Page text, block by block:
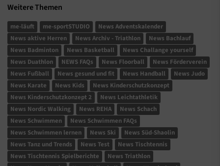
Weitere Themen
me-läuft me-sportSTUDIO
News Adventskalender
News aktive Herren
News Archiv - Triathlon
News Bachlauf
News Badminton
News Basketball
News Challange yourself
News Duathlon
NEWS FAQs News Floorball
News Förderverein
News Fußball
News gesund und fit News Handball
News Judo
News Karate
News Kids
News Kinderschutzkonzept
News Kinderschutzkonzept 2
News Leichtathletik
News Nordic Walking
News REHA
News Schach
News Schwimmen
News Schwimmen FAQs
News Schwimmen lernen
News Ski
News Süd-Shaolin
News Tanz und Trends
News Test
News Tischtennis
News Tischtennis Spielberichte
News Triathlon